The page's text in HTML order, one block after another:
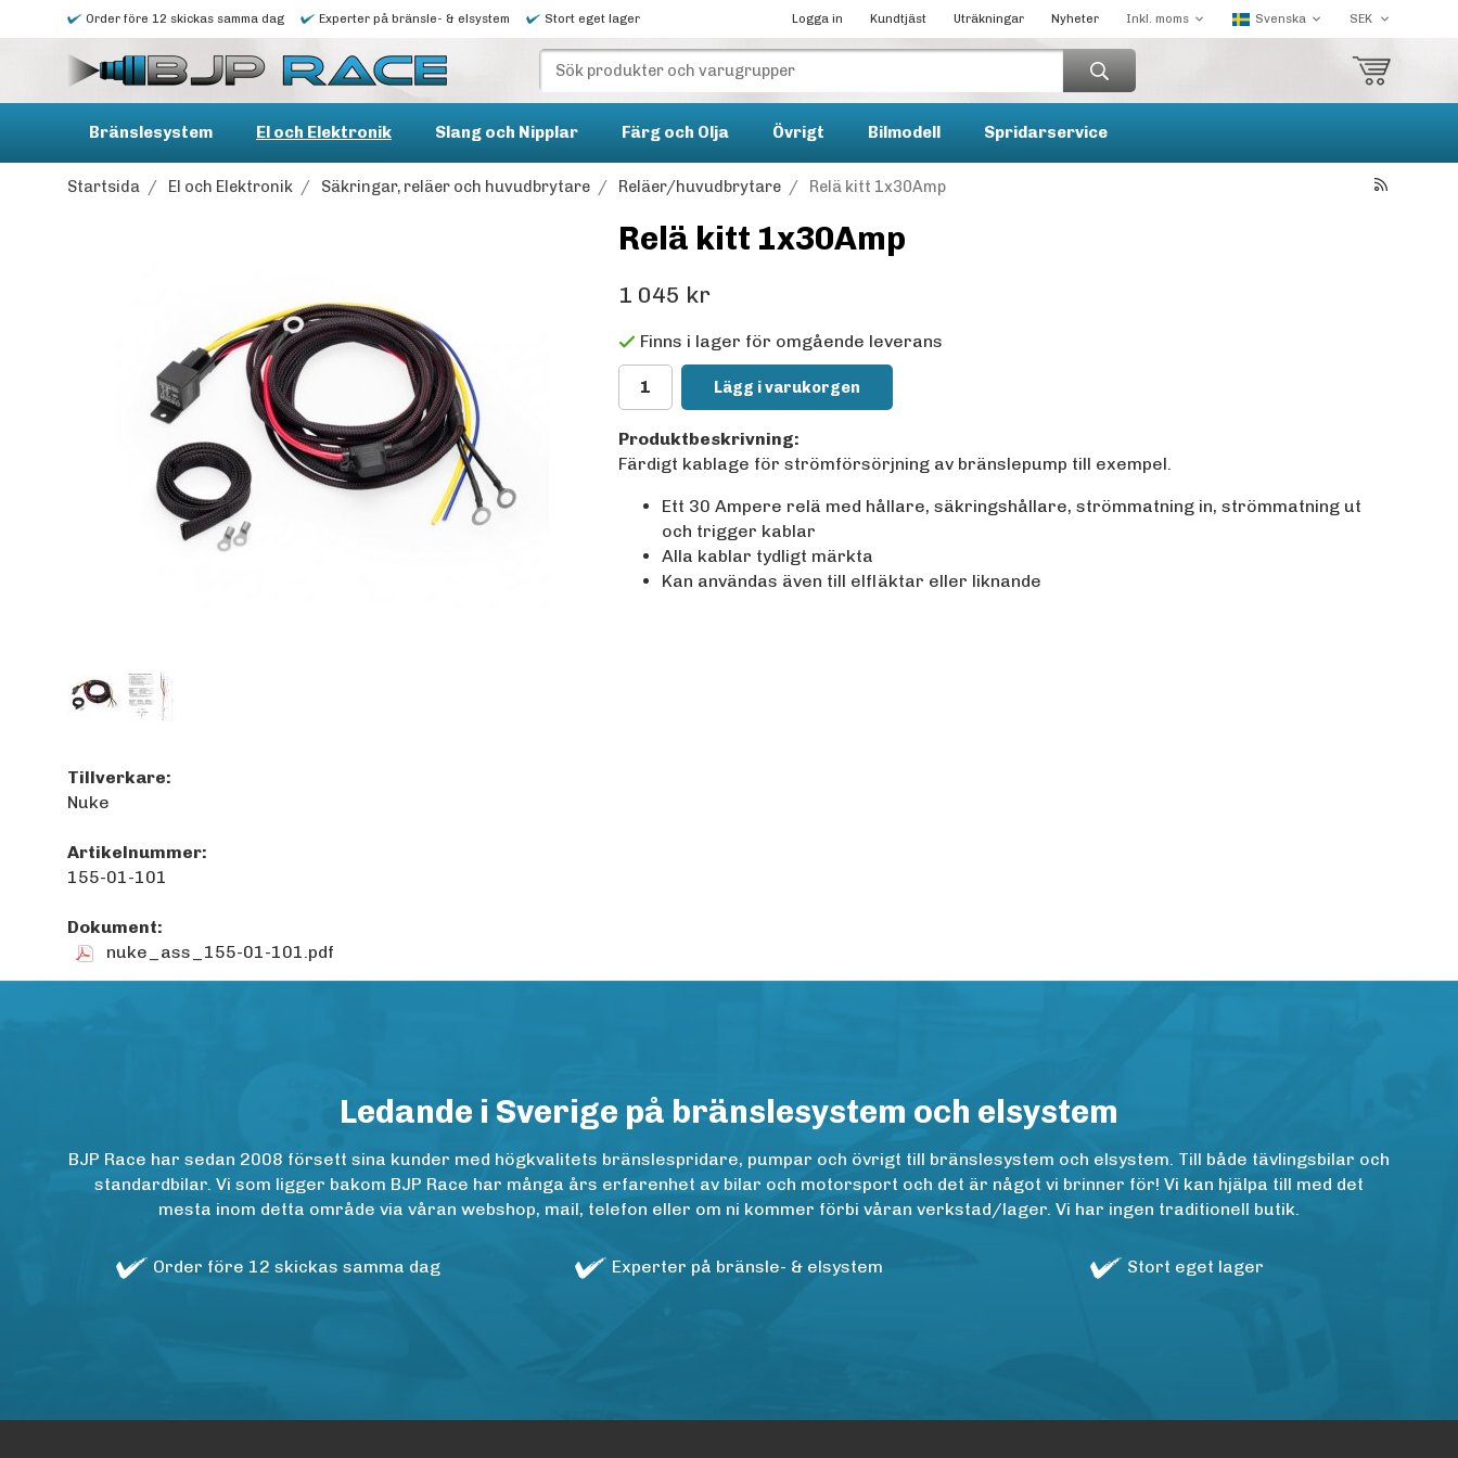
Order före 12 skickas samma dag Experter på bränsle- & elsystem Stort eget lager Logga in Kundtjäst Uträkningar Nyheter
Bränslesystem El och Elektronik Slang och Nipplar Färg och Olja Övrigt Bilmodell Spridarservice
Startsida / El och Elektronik / Säkringar, reläer och huvudbrytare / Reläer/huvudbrytare / Relä kitt 1x30Amp
Relä kitt 1x30Amp
1 045 kr
Finns i lager för omgående leverans
Lägg i varukorgen
Produktbeskrivning:
Färdigt kablage för strömförsörjning av bränslepump till exempel.
Ett 30 Ampere relä med hållare, säkringshållare, strömmatning in, strömmatning ut
och trigger kablar
Alla kablar tydligt märkta
Kan användas även till elfläktar eller liknande
Tillverkare:
Nuke
Artikelnummer:
155-01-101
Dokument:
nuke_ass_155-01-101.pdf
Ledande i Sverige på bränslesystem och elsystem
BJP Race har sedan 2008 försett sina kunder med högkvalitets bränslespridare, pumpar och övrigt till bränslesystem och elsystem. Till både tävlingsbilar och
standardbilar. Vi som ligger bakom BJP Race har många års erfarenhet av bilar och motorsport och det är något vi brinner för! Vi kan hjälpa till med det
mesta inom detta område via våran webshop, mail, telefon eller om ni kommer förbi våran verkstad/lager. Vi har ingen traditionell butik.
Order före 12 skickas samma dag Experter på bränsle- & elsystem Stort eget lager